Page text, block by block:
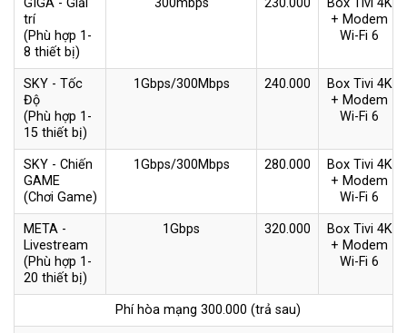
GIGA - Giải
trí
(Phù hợp 1-
8 thiết bị)
300mbps 230.000
Box Tivi 4K
+ Modem
Wi-Fi 6
SKY - Tốc
Độ
(Phù hợp 1-
15 thiết bị)
1Gbps/300Mbps 240.000
Box Tivi 4K
+ Modem
Wi-Fi 6
SKY - Chiến
GAME
(Chơi Game)
1Gbps/300Mbps 280.000
Box Tivi 4K
+ Modem
Wi-Fi 6
META -
Livestream
(Phù hợp 1-
20 thiết bị)
1Gbps 320.000
Box Tivi 4K
+ Modem
Wi-Fi 6
Phí hòa mạng 300.000 (trả sau)